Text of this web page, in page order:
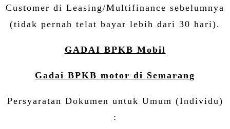
Customer di Leasing/Multifinance sebelumnya
(tidak pernah telat bayar lebih dari 30 hari).
GADAI BPKB Mobil
Gadai BPKB motor di Semarang
Persyaratan Dokumen untuk Umum (Individu)
: